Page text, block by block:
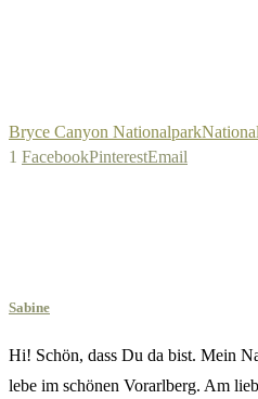
Bryce Canyon Nationalpark
1 FacebookPinterestEmail
Sabine
Hi! Schön, dass Du da bist. Mein
lebe im schönen Vorarlberg. Am